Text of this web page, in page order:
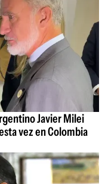
Javier Milei
vez en Colombia